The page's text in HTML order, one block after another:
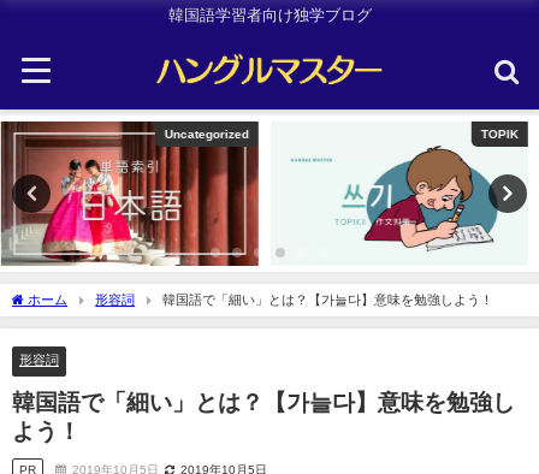
韓国語学習者向け独学ブログ
TOPIK 韓国旅行
ホーム 形容詞 韓国語で「細い」とは？【가늘다】意味を勉強しよう！
形容詞
韓国語で「細い」とは？【가늘다】意味を勉強し
よう！
PR 2019年10月5日 2019年10月5日